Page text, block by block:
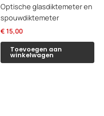
Optische glasdiktemeter en
spouwdiktemeter
€ 15,00
Toevoegen aan
winkelwagen